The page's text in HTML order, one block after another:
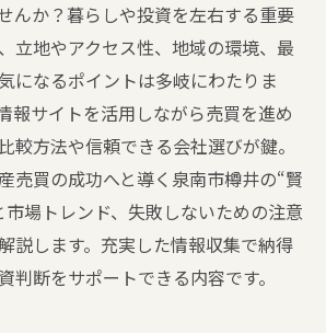
んか？暮らしや投資を左右する重要
立地やアクセス性、地域の環境、最
になるポイントは多岐にわたりま
報サイトを活用しながら売買を進め
較方法や信頼できる会社選びが鍵。
売買の成功へと導く泉南市樽井の“賢
市場トレンド、失敗しないための注意
説します。充実した情報収集で納得
判断をサポートできる内容です。